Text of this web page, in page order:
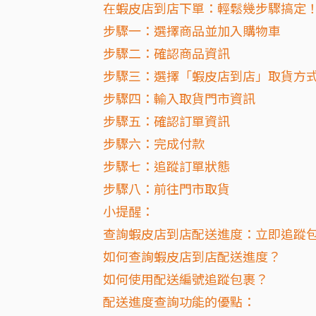
在蝦皮店到店下單：輕鬆幾步驟搞定！
步驟一：選擇商品並加入購物車
步驟二：確認商品資訊
步驟三：選擇「蝦皮店到店」取貨方
步驟四：輸入取貨門市資訊
步驟五：確認訂單資訊
步驟六：完成付款
步驟七：追蹤訂單狀態
步驟八：前往門市取貨
小提醒：
查詢蝦皮店到店配送進度：立即追蹤
如何查詢蝦皮店到店配送進度？
如何使用配送編號追蹤包裹？
配送進度查詢功能的優點：